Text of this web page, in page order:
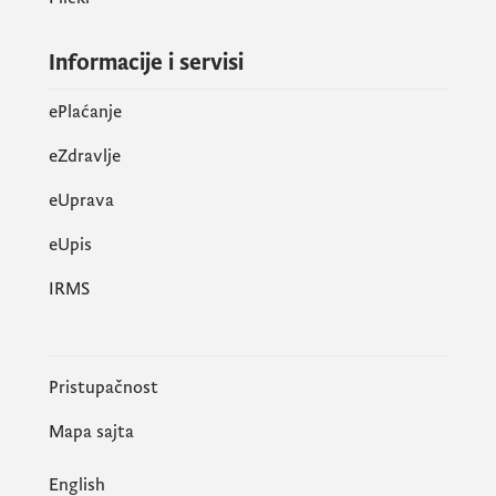
Informacije i servisi
ePlaćanje
eZdravlje
eUprava
еUpis
IRMS
Pristupačnost
Mapa sajta
English